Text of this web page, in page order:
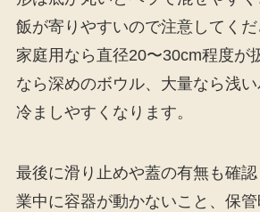
飯が寄りやすいので注意してく
家庭用なら直径20〜30cm程度が
なら深めのボウル、大量なら浅
冷ましやすくなります。
最後に滑り止めや蓋の有無も確
業中に容器が動かないこと、保